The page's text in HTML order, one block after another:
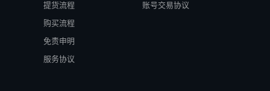
提货流程
购买流程
免责申明
服务协议
账号交易协议